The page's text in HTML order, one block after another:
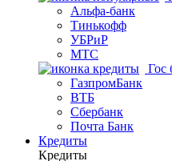
Альфа-банк
Тинькофф
УБРиР
МТС
Гос
ГазпромБанк
ВТБ
Сбербанк
Почта Банк
Кредиты
Кредиты